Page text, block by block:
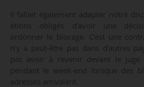
Il fallait également adapter notre
étions obligés d’avoir une
ordonner le blocage. C’est une
n’y a peut-être pas dans d’autres
pas avoir à revenir devant le juge
pendant le week-end lorsque des
adresses arrivaient.